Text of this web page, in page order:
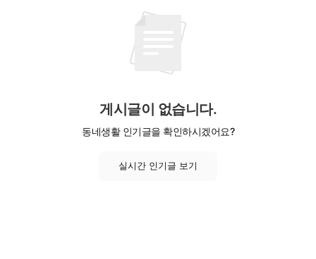
게시글이 없습니다.
동네생활 인기글을 확인하시겠어요?
실시간 인기글 보기